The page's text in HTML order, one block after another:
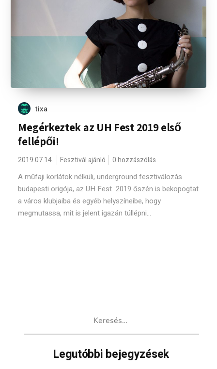
tixa
Megérkeztek az UH Fest 2019 első
fellépői!
2019.07.14. Fesztivál ajánló 0 hozzászólás
A műfaji korlátok nélküli, underground fesztiválozás
budapesti origója, az UH Fest 2019 őszén is bekopogtat
a város klubjaiba és egyéb helyszíneibe, hogy
megmutassa, mit is jelent igazán túllépni...
Legutóbbi bejegyzések